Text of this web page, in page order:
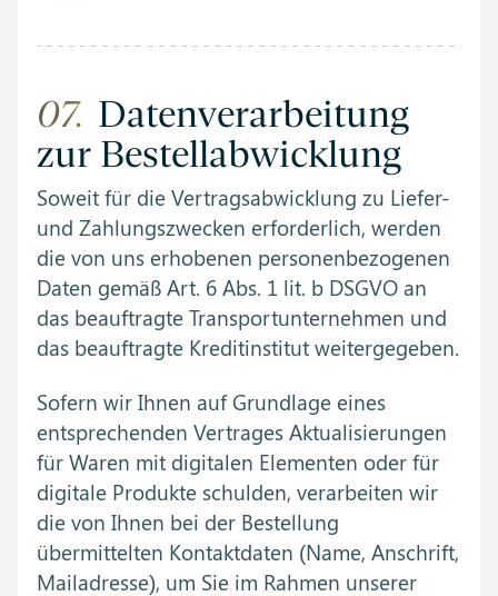
07. Datenverarbeitung
zur Bestellabwicklung
Soweit für die Vertragsabwicklung zu Liefer-
und Zahlungszwecken erforderlich, werden
die von uns erhobenen personenbezogenen
Daten gemäß Art. 6 Abs. 1 lit. b DSGVO an
das beauftragte Transportunternehmen und
das beauftragte Kreditinstitut weitergegeben.
Sofern wir Ihnen auf Grundlage eines
entsprechenden Vertrages Aktualisierungen
für Waren mit digitalen Elementen oder für
digitale Produkte schulden, verarbeiten wir
die von Ihnen bei der Bestellung
übermittelten Kontaktdaten (Name, Anschrift,
Mailadresse), um Sie im Rahmen unserer